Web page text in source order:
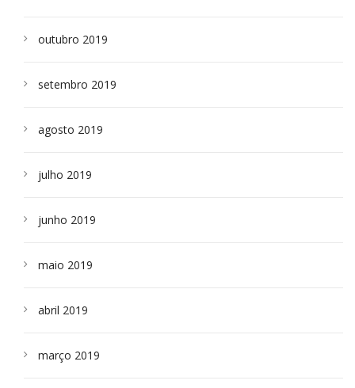
outubro 2019
setembro 2019
agosto 2019
julho 2019
junho 2019
maio 2019
abril 2019
março 2019